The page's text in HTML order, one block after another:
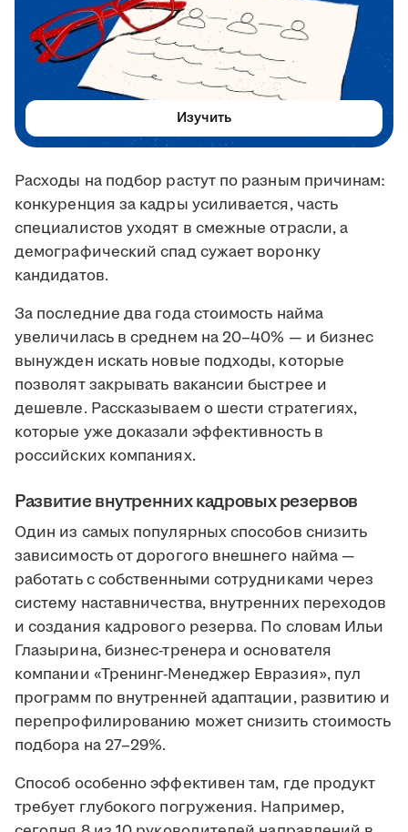
Расходы на подбор растут по разным причинам:
конкуренция за кадры усиливается, часть
специалистов уходят в смежные отрасли, а
демографический спад сужает воронку
кандидатов.
За последние два года стоимость найма
увеличилась в среднем на 20–40% — и бизнес
вынужден искать новые подходы, которые
позволят закрывать вакансии быстрее и
дешевле. Рассказываем о шести стратегиях,
которые уже доказали эффективность в
российских компаниях.
Развитие внутренних кадровых резервов
Один из самых популярных способов снизить
зависимость от дорогого внешнего найма —
работать с собственными сотрудниками через
систему наставничества, внутренних переходов
и создания кадрового резерва. По словам Ильи
Глазырина, бизнес-тренера и основателя
компании «Тренинг-Менеджер Евразия», пул
программ по внутренней адаптации, развитию и
перепрофилированию может снизить стоимость
подбора на 27–29%.
Способ особенно эффективен там, где продукт
требует глубокого погружения. Например,
Изучить